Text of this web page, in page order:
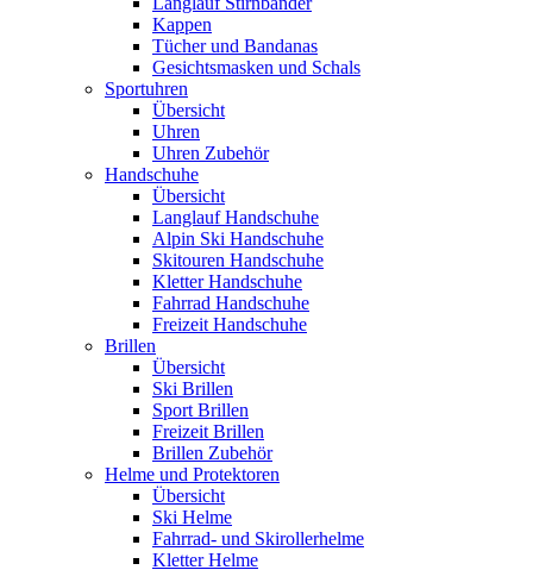
Kappen
Tücher und Bandanas
Gesichtsmasken und Schals
Sportuhren
Übersicht
Uhren
Uhren Zubehör
Handschuhe
Übersicht
Langlauf Handschuhe
Alpin Ski Handschuhe
Skitouren Handschuhe
Kletter Handschuhe
Fahrrad Handschuhe
Freizeit Handschuhe
Brillen
Übersicht
Ski Brillen
Sport Brillen
Freizeit Brillen
Brillen Zubehör
Helme und Protektoren
Übersicht
Ski Helme
Fahrrad- und Skirollerhelme
Kletter Helme